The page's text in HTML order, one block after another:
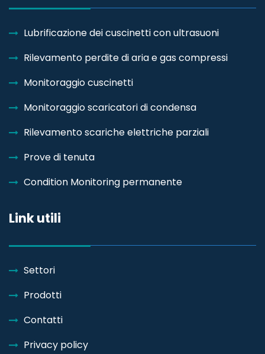
Lubrificazione dei cuscinetti con ultrasuoni
Rilevamento perdite di aria e gas compressi
Monitoraggio cuscinetti
Monitoraggio scaricatori di condensa
Rilevamento scariche elettriche parziali
Prove di tenuta
Condition Monitoring permanente
Link utili
Settori
Prodotti
Contatti
Privacy policy